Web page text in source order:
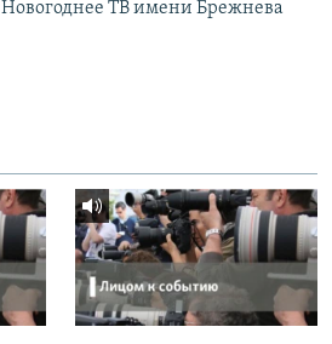
Новогоднее ТВ имени Брежнева